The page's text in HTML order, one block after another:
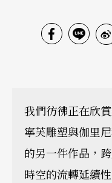
我們彷彿正在欣
寧芙雕塑與伽里
的另一件作品，
時空的流轉延續